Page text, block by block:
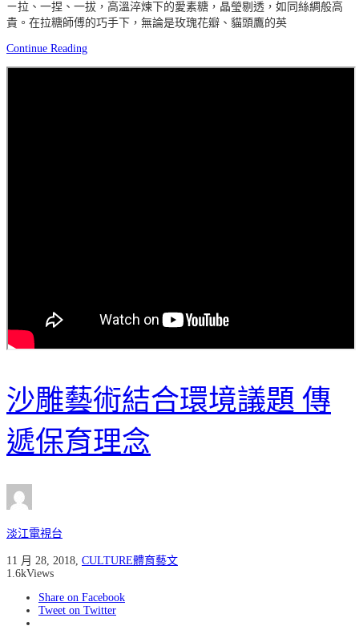
ㄧ拉、一捏、一拔，高溫淬煉下的愛素糖，晶瑩剔透，如同絲綢般高
貴。在拉糖師傅的巧手下，無論是玫瑰花瓣、貓頭鷹的英
Continue Reading
沙雕藝術結合環境議題 傳
遞保育理念
淡江電視台
11 月 28, 2018, CULTURE體育藝文
1.6kViews
Share on Facebook
Tweet on Twitter